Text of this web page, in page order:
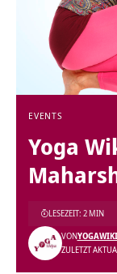
EVENTS
Yoga
ZULETZT
VONYOGAWIKI
LESEZEIT: 2 MIN